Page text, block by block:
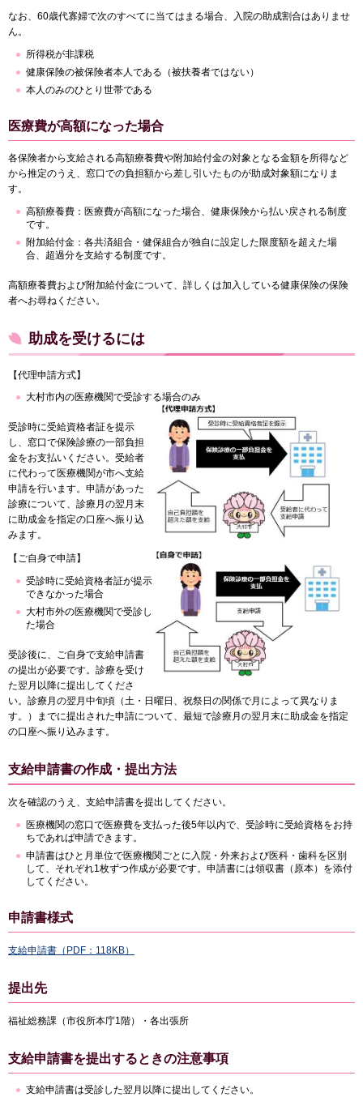
なお、60歳代寡婦で次のすべてに当てはまる場合、入院の助成割合はありませ
ん。
所得税が非課税
健康保険の被保険者本人である（被扶養者ではない）
本人のみのひとり世帯である
医療費が高額になった場合
各保険者から支給される高額療養費や附加給付金の対象となる金額を所得など
から推定のうえ、窓口での負担額から差し引いたものが助成対象額になりま
す。
高額療養費：医療費が高額になった場合、健康保険から払い戻される制度
です。
附加給付金：各共済組合・健保組合が独自に設定した限度額を超えた場
合、超過分を支給する制度です。
高額療養費および附加給付金について、詳しくは加入している健康保険の保険
者へお尋ねください。
助成を受けるには
【代理申請方式】
大村市内の医療機関で受診する場合のみ
受診時に受給資格者証を提示
し、窓口で保険診療の一部負担
金をお支払いください。受給者
に代わって医療機関が市へ支給
申請を行います。申請があった
診療について、診療月の翌月末
に助成金を指定の口座へ振り込
みます。
【ご自身で申請】
受診時に受給資格者証が提示
できなかった場合
大村市外の医療機関で受診し
た場合
受診後に、ご自身で支給申請書
の提出が必要です。診療を受け
た翌月以降に提出してくださ
い。診療月の翌月中旬頃（土・日曜日、祝祭日の関係で月によって異なりま
す。）までに提出された申請について、最短で診療月の翌月末に助成金を指定
の口座へ振り込みます。
支給申請書の作成・提出方法
次を確認のうえ、支給申請書を提出してください。
医療機関の窓口で医療費を支払った後5年以内で、受診時に受給資格をお持
ちであれば申請できます。
申請書はひと月単位で医療機関ごとに入院・外来および医科・歯科を区別
して、それぞれ1枚ずつ作成が必要です。申請書には領収書（原本）を添付
してください。
申請書様式
支給申請書（PDF：118KB）
提出先
福祉総務課（市役所本庁1階）・各出張所
支給申請書を提出するときの注意事項
支給申請書は受診した翌月以降に提出してください。